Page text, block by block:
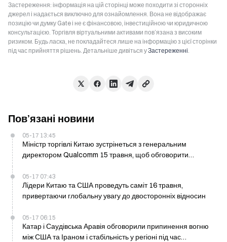
Застереження: інформація на цій сторінці може походити зі сторонніх
джерел і надається виключно для ознайомлення. Вона не відображає
позицію чи думку Gate і не є фінансовою, інвестиційною чи юридичною
консультацією. Торгівля віртуальними активами пов’язана з високим
ризиком. Будь ласка, не покладайтеся лише на інформацію з цієї сторінки
під час прийняття рішень. Детальніше дивіться уЗастереженні.
Пов’язані новини
05-17 13:45
Міністр торгівлі Китаю зустрінеться з генеральним
директором Qualcomm 15 травня, щоб обговорити
05-17 07:43
Лідери Китаю та США проведуть саміт 16 травня,
привертаючи глобальну увагу до двосторонніх відносин
05-17 06:15
Катар і Саудівська Аравія обговорили припинення вогню
між США та Іраном і стабільність у регіоні під час